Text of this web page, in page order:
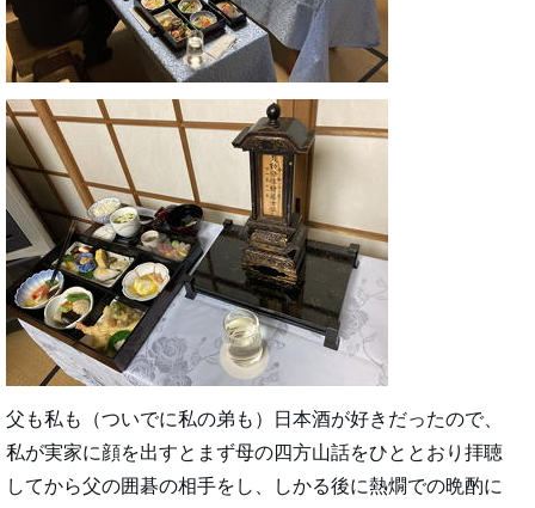
父も私も（ついでに私の弟も）日本酒が好きだったので、
私が実家に顔を出すとまず母の四方山話をひととおり拝聴
してから父の囲碁の相手をし、しかる後に熱燗での晩酌に